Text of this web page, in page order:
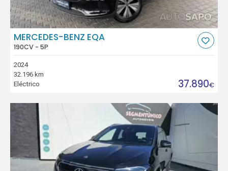
MERCEDES-BENZ EQA
190CV - 5P
2024
32.196 km
Eléctrico
37.890€